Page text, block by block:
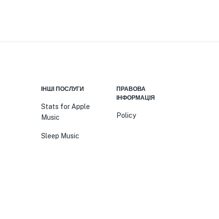
ІНШІ ПОСЛУГИ
Stats for Apple
Music
Sleep Music
ПРАВОВА
ІНФОРМАЦІЯ
Policy